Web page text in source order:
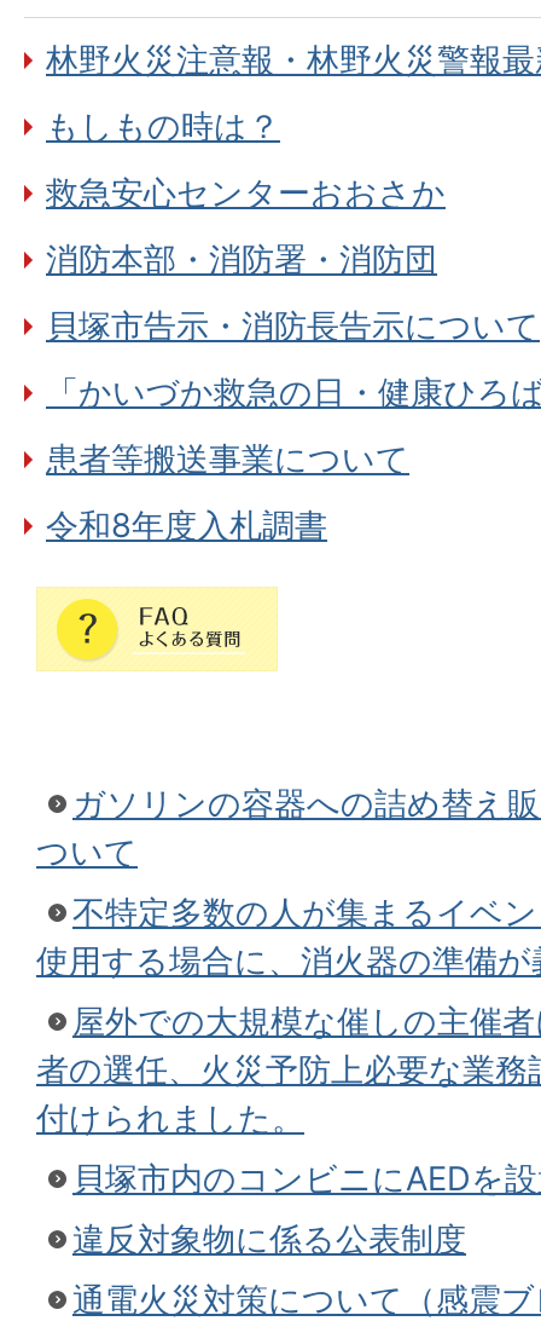
林野火災注意報・林野火災警報
もしもの時は？
救急安心センターおおさか
消防本部・消防署・消防団
貝塚市告示・消防長告示について
「かいづか救急の日・健康ひろ
患者等搬送事業について
令和8年度入札調書
ガソリンの容器への詰め替え
ついて
不特定多数の人が集まるイベ
使用する場合に、消火器の準備
屋外での大規模な催しの主催
者の選任、火災予防上必要な業
付けられました。
貝塚市内のコンビニにAEDを
違反対象物に係る公表制度
通電火災対策について（感震